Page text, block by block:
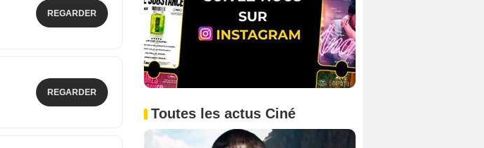
REGARDER
REGARDER
Toutes les actus Ciné